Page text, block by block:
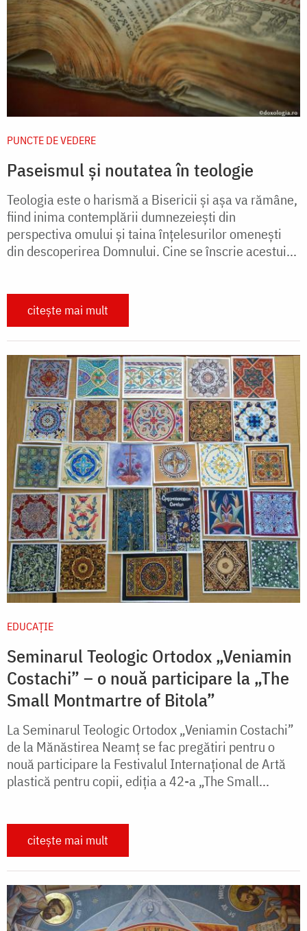
PUNCTE DE VEDERE
Paseismul şi noutatea în teologie
Teologia este o harismă a Bisericii şi aşa va rămâne,
fiind inima contemplării dumnezeieşti din
perspectiva omului şi taina înţelesurilor omeneşti
din descoperirea Domnului. Cine se înscrie acestui...
citește mai mult
EDUCAŢIE
Seminarul Teologic Ortodox „Veniamin
Costachi” – o nouă participare la „The
Small Montmartre of Bitola”
La Seminarul Teologic Ortodox „Veniamin Costachi”
de la Mănăstirea Neamț se fac pregătiri pentru o
nouă participare la Festivalul Internațional de Artă
plastică pentru copii, ediția a 42-a „The Small...
citește mai mult